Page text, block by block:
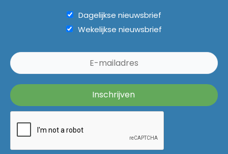
Dagelijkse nieuwsbrief
Wekelijkse nieuwsbrief